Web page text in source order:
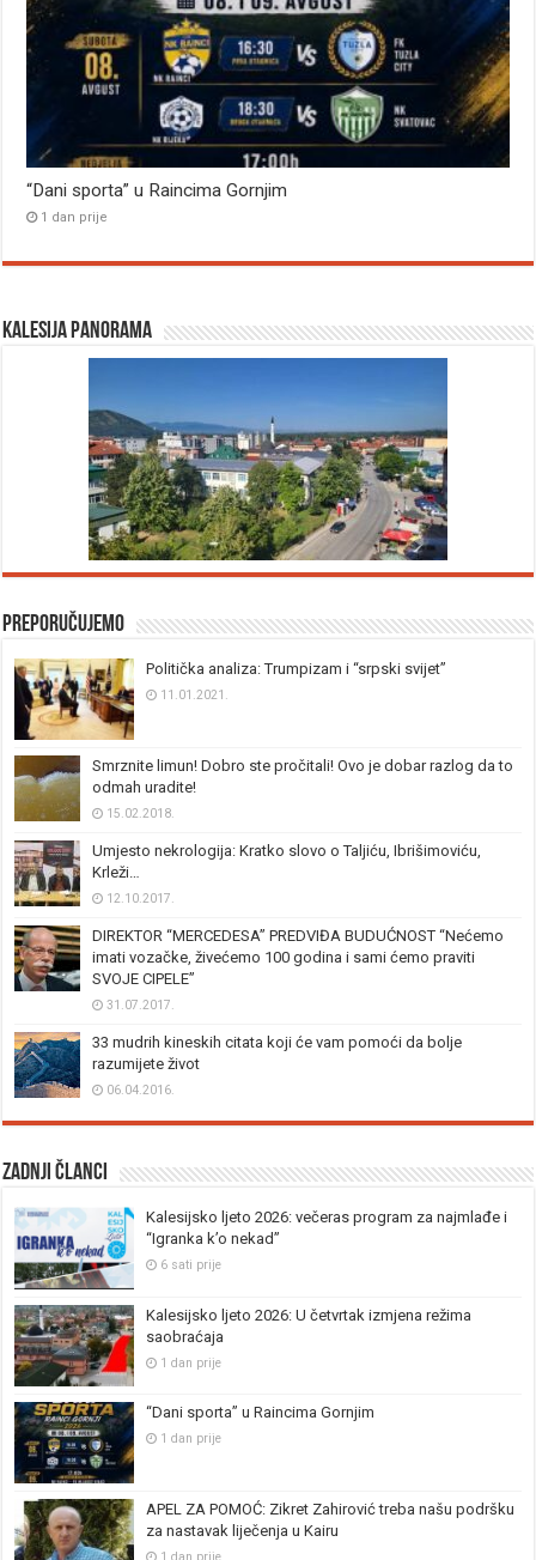
“Dani sporta” u Raincima Gornjim
1 dan prije
Kalesija panorama
Preporučujemo
Politička analiza: Trumpizam i “srpski svijet”
11.01.2021.
Smrznite limun! Dobro ste pročitali! Ovo je dobar razlog da to
odmah uradite!
15.02.2018.
Umjesto nekrologija: Kratko slovo o Taljiću, Ibrišimoviću,
Krleži…
12.10.2017.
DIREKTOR “MERCEDESA” PREDVIĐA BUDUĆNOST “Nećemo
imati vozačke, živećemo 100 godina i sami ćemo praviti
SVOJE CIPELE”
31.07.2017.
33 mudrih kineskih citata koji će vam pomoći da bolje
razumijete život
06.04.2016.
Zadnji članci
Kalesijsko ljeto 2026: večeras program za najmlađe i
“Igranka k’o nekad”
6 sati prije
Kalesijsko ljeto 2026: U četvrtak izmjena režima
saobraćaja
1 dan prije
“Dani sporta” u Raincima Gornjim
1 dan prije
APEL ZA POMOĆ: Zikret Zahirović treba našu podršku
za nastavak liječenja u Kairu